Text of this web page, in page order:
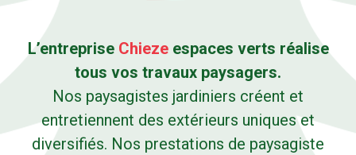
L’entreprise Chiezeespaces verts réalise
tous vos travaux paysagers.
Nos paysagistes jardiniers créent et
entretiennent des extérieurs uniques et
diversifiés. Nos prestations de paysagiste